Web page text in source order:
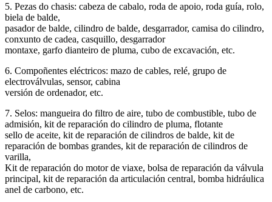
5. Pezas do chasis: cabeza de cabalo, roda de apoio, roda guía, rolo,
biela de balde,
pasador de balde, cilindro de balde, desgarrador, camisa do cilindro,
conxunto de cadea, casquillo, desgarrador
montaxe, garfo dianteiro de pluma, cubo de excavación, etc.
6. Compoñentes eléctricos: mazo de cables, relé, grupo de
electroválvulas, sensor, cabina
versión de ordenador, etc.
7. Selos: mangueira do filtro de aire, tubo de combustible, tubo de
admisión, kit de reparación do cilindro de pluma, flotante
sello de aceite, kit de reparación de cilindros de balde, kit de
reparación de bombas grandes, kit de reparación de cilindros de
varilla,
Kit de reparación do motor de viaxe, bolsa de reparación da válvula
principal, kit de reparación da articulación central, bomba hidráulica
anel de carbono, etc.